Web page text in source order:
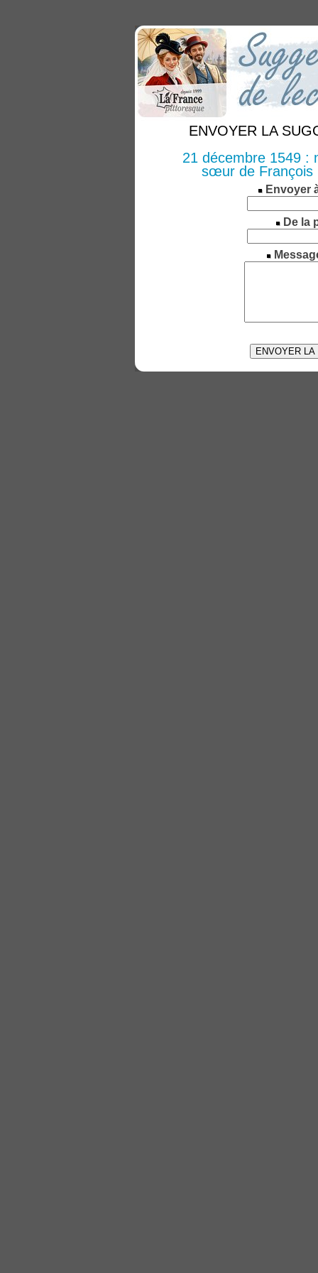
ENVOYER LA
21 décembre 1549 :
sœur de François
Envoyer
De la